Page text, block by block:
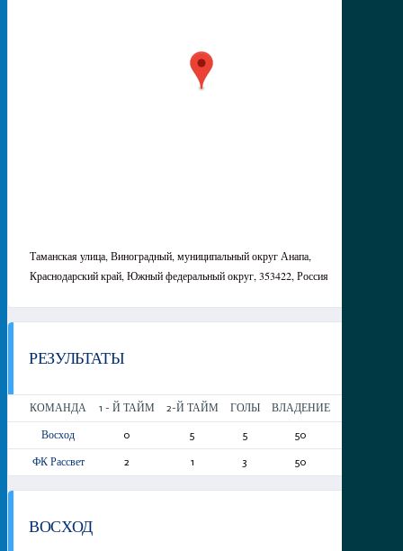
Таманская улица, Виноградный, муниципальный округ Анапа,
Краснодарский край, Южный федеральный округ, 353422, Россия
РЕЗУЛЬТАТЫ
КОМАНДА 1 - Й ТАЙМ 2-Й ТАЙМ ГОЛЫ ВЛАДЕНИЕ
Восход 0 5 5 50
ФК Рассвет 2 1 3 50
ВОСХОД